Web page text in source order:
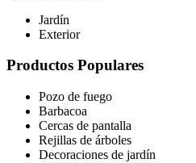
Jardín
Exterior
Productos Populares
Pozo de fuego
Barbacoa
Cercas de pantalla
Rejillas de árboles
Decoraciones de jardín